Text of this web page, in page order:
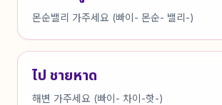
몬순밸리 가주세요 (빠이- 몬순- 밸리-)
ไป ชายหาด
해변 가주세요 (빠이- 차이-핫-)